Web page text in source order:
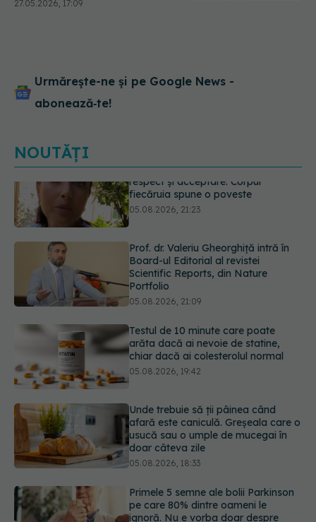
27.05.2026, 17:09
Urmărește-ne și pe Google News -
abonează‑te!
NOUTĂȚI
Prof. dr. Valeriu Gheorghiță intră în
Board-ul Editorial al revistei
05.08.2026, 21:09
Testul de 10 minute care poate
arăta dacă ai nevoie de statine,
05.08.2026, 19:42
Unde trebuie să ții pâinea când
afară este caniculă. Greșeala care o
05.08.2026, 18:33
Primele 5 semne ale bolii Parkinson
pe care 80% dintre oameni le
ignoră. Nu e vorba doar despre
05.08.2026, 17:31